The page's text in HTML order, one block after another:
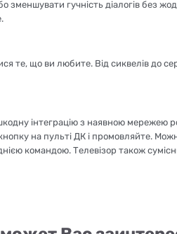
зменшувати гучність діалогів
те, що ви любите. Від сиквелів до
інтеграцію з наявною
на пульті ДК і промовляйте.
командою. Телевізор також